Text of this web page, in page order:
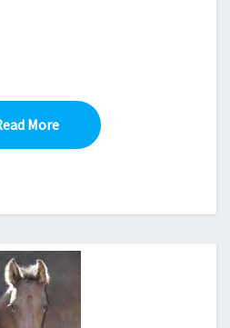
MoreRead More